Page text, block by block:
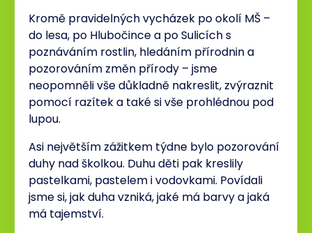
Kromě pravidelných vycházek po okolí MŠ –
do lesa, po Hlubočince a po Sulicích s
poznáváním rostlin, hledáním přírodnin a
pozorováním změn přírody – jsme
neopomněli vše důkladně nakreslit, zvýraznit
pomocí razítek a také si vše prohlédnou pod
lupou.
Asi největším zážitkem týdne bylo pozorování
duhy nad školkou. Duhu děti pak kreslily
pastelkami, pastelem i vodovkami. Povídali
jsme si, jak duha vzniká, jaké má barvy a jaká
má tajemství.